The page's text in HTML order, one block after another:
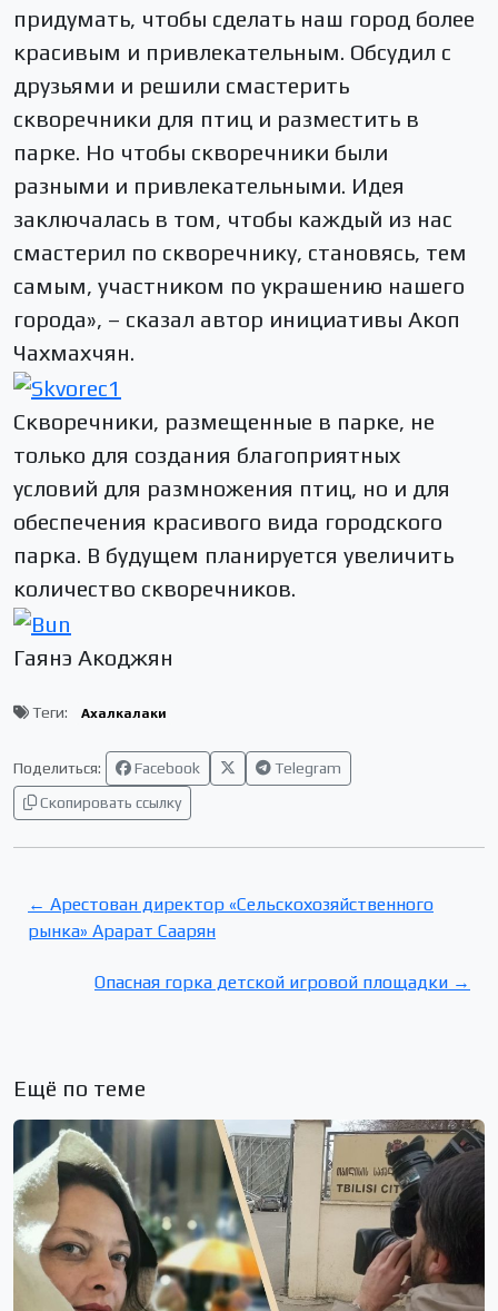
придумать, чтобы сделать наш город более
красивым и привлекательным. Обсудил с
друзьями и решили смастерить
скворечники для птиц и разместить в
парке. Но чтобы скворечники были
разными и привлекательными. Идея
заключалась в том, чтобы каждый из нас
смастерил по скворечнику, становясь, тем
самым, участником по украшению нашего
города», – сказал автор инициативы Акоп
Чахмахчян.
Скворечники, размещенные в парке, не
только для создания благоприятных
условий для размножения птиц, но и для
обеспечения красивого вида городского
парка. В будущем планируется увеличить
количество скворечников.
Гаянэ Акоджян
Теги: Ахалкалаки
Поделиться: Facebook
Telegram
Скопировать ссылку
← Арестован директор «Сельскохозяйственного
рынка» Арарат Саарян
Опасная горка детской игровой площадки →
Ещё по теме